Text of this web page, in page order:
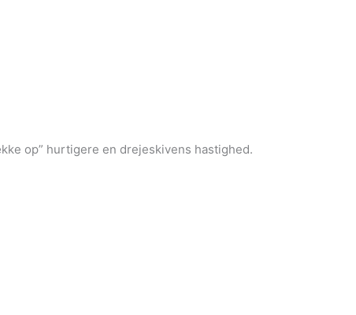
op” hurtigere en drejeskivens hastighed.